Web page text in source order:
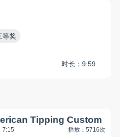
等奖
时长：9:59
Tipping Custom
7:15 播放：5716次